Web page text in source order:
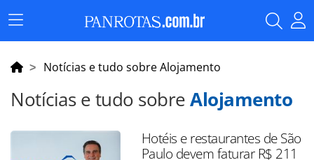
Menu
Principal
Notícias e tudo sobre Alojamento
Notícias e tudo sobreAlojamento
Hotéis e restaurantes de São
Paulo devem faturar R$ 211